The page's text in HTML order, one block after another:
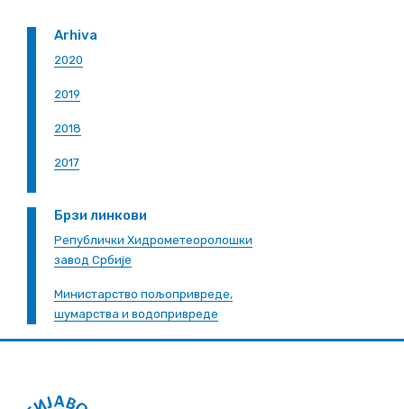
Arhiva
2020
2019
2018
2017
Брзи линкови
Републички Хидрометеоролошки
завод Србије
Министарство пољопривреде,
шумарства и водопривреде